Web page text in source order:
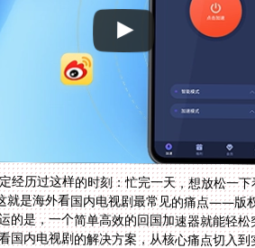
经历过这样的时刻：忙完一天，想放松一
就是海外看国内电视剧最常见的痛点——
的是，一个简单高效的回国加速器就能轻
国内电视剧的解决方案，从核心痛点切